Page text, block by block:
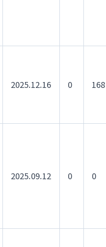
2025.12.16 0 168
2025.09.12 0 0